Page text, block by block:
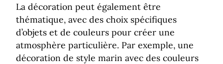
La décoration peut également être
thématique, avec des choix spécifiques
d’objets et de couleurs pour créer une
atmosphère particulière. Par exemple, une
décoration de style marin avec des couleurs